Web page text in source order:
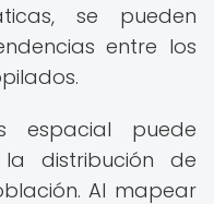
se pueden
entre los
espacial puede
distribución de
Al mapear